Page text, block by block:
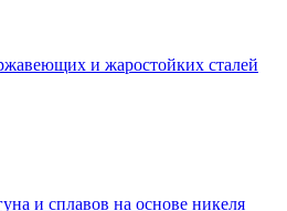
и жаростойких сталей
и сплавов на основе никеля